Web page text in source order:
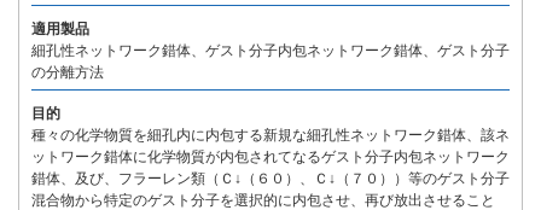
適用製品
細孔性ネットワーク錯体、ゲスト分子内包ネットワーク錯体、ゲスト分子
の分離方法
目的
種々の化学物質を細孔内に内包する新規な細孔性ネットワーク錯体、該ネ
ットワーク錯体に化学物質が内包されてなるゲスト分子内包ネットワーク
錯体、及び、フラーレン類（Ｃ↓（６０）、Ｃ↓（７０））等のゲスト分子
混合物から特定のゲスト分子を選択的に内包させ、再び放出させること